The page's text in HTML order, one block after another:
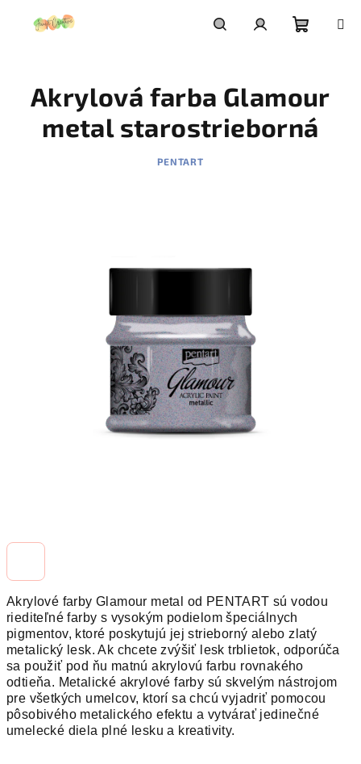
košík
Akrylové farby Glamour metal od PENTART sú vodou
riediteľné farby s vysokým podielom špeciálnych
pigmentov, ktoré poskytujú jej strieborný alebo zlatý
metalický lesk. Ak chcete zvýšiť lesk trblietok, odporúča
sa použiť pod ňu matnú akrylovú farbu rovnakého
odtieňa. Metalické akrylové farby sú skvelým nástrojom
pre všetkých umelcov, ktorí sa chcú vyjadriť pomocou
pôsobivého metalického efektu a vytvárať jedinečné
umelecké diela plné lesku a kreativity.
Akrylová farba Glamour
metal starostrieborná
PENTART